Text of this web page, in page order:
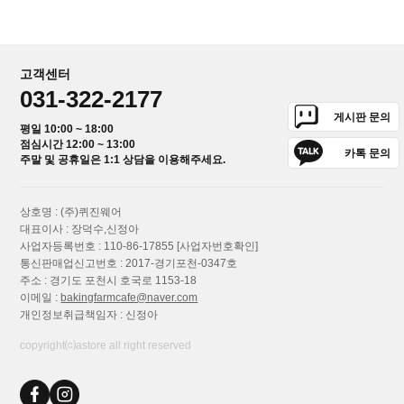
고객센터
031-322-2177
평일 10:00 ~ 18:00
점심시간 12:00 ~ 13:00
주말 및 공휴일은 1:1 상담을 이용해주세요.
게시판 문의
카톡 문의
상호명 : (주)퀴진웨어
대표이사 : 장덕수,신정아
사업자등록번호 : 110-86-17855 [사업자번호확인]
통신판매업신고번호 : 2017-경기포천-0347호
주소 : 경기도 포천시 호국로 1153-18
이메일 : bakingfarmcafe@naver.com
개인정보취급책임자 : 신정아
copyright⒞astore all right reserved